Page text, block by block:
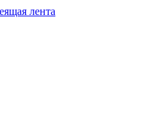
лента